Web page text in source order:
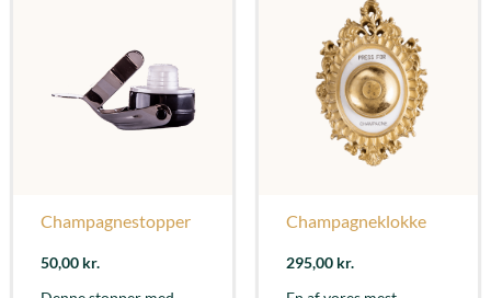
Champagnestopper
50,00 kr.
Champagneklokke
295,00 kr.